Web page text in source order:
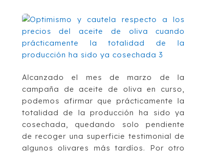
Alcanzado el mes de marzo de la
campaña de aceite de oliva en curso,
podemos afirmar que prácticamente la
totalidad de la producción ha sido ya
cosechada, quedando solo pendiente
de recoger una superficie testimonial de
algunos olivares más tardíos. Por otro